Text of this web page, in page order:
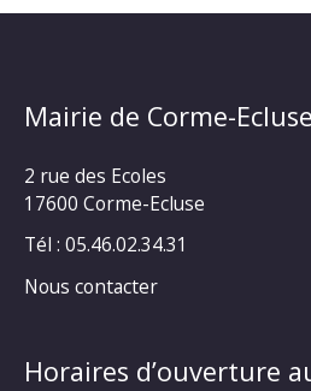
Mairie de Corme-Ecluse
2 rue des Ecoles
17600 Corme-Ecluse
Tél : 05.46.02.34.31
Nous contacter
Horaires d’ouverture